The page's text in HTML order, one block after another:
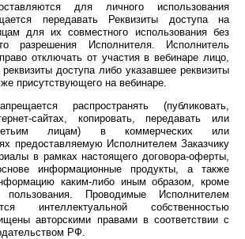
для личного использования
передавать Реквизиты доступа на
для их совместного использования без
разрешения Исполнителя. Исполнитель
отключать от участия в вебинаре лицо,
доступа либо указавшее реквизиты
присутствующего на вебинаре.
распространять (публиковать,
сайтах, копировать, передавать или
лицам) в коммерческих или
предоставляемую Исполнителем Заказчику
в рамках настоящего договора-оферты,
информационные продукты, а также
каким-либо иным образом, кроме
Проводимые Исполнителем
интеллектуальной собственностью
авторскими правами в соответствии с
РФ.